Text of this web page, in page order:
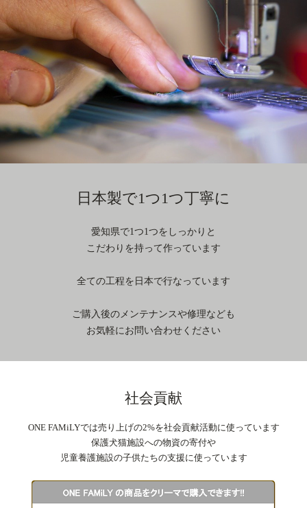
日本製で1つ1つ丁寧に
愛知県で1つ1つをしっかりと
こだわりを持って作っています
全ての工程を日本で行なっています
ご購入後のメンテナンスや修理なども
お気軽にお問い合わせください
社会貢献
ONE FAMiLYでは売り上げの2%を社会貢献活動に使っています
保護犬猫施設への物資の寄付や
児童養護施設の子供たちの支援に使っています